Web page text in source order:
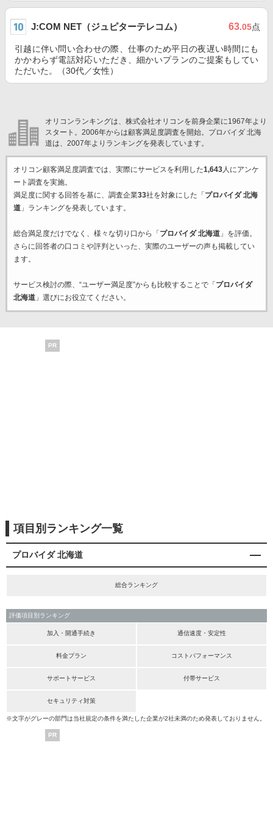
J:COM NET（ジュピターテレコム） 63.05点
引越に伴い問い合わせの際、仕事のため平日の夜遅い時間にも
かかわらず電話対応いただき、細かいプランのご提案もしてい
ただいた。（30代／女性）
オリコンランキングは、株式会社オリコンを前身企業に1967年より
スタート。2006年からは顧客満足度調査を開始。プロバイダ 北海
道は、2007年よりランキングを発表しています。
オリコン顧客満足度調査では、実際にサービスを利用した1,643人にアンケ
ート調査を実施。
満足度に関する回答を基に、調査企業33社を対象にした「 プロバイダ 北海
道」ランキングを発表しています。
総合満足度だけでなく、様々な切り口から「 プロバイダ 北海道」を評価。
さらに回答者の口コミや評判といった、実際のユーザーの声も掲載してい
ます。
サービス検討の際、“ユーザー満足度”からも比較することで「 プロバイダ
北海道」選びにお役立てください。
PR
項目別ランキング一覧
プロバイダ 北海道
総合ランキング
評価項目別ランキング
加入・開通手続き 通信速度・安定性
料金プラン コストパフォーマンス
サポートサービス 付帯サービス
セキュリティ対策
※文字がグレーの部門は当社規定の条件を満たした企業が2社未満のため発表しておりません。
PR